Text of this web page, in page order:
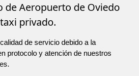
de Aeropuerto de Oviedo
privado.
de servicio debido a la
protocolo y atención de nuestros